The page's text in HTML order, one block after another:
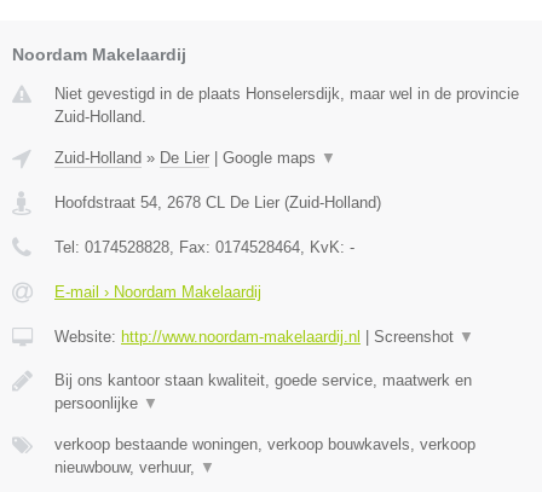
Noordam Makelaardij
Niet gevestigd in de plaats Honselersdijk, maar wel in de provincie
Zuid-Holland.
Zuid-Holland » De Lier | Google maps ▼
Hoofdstraat 54 2678 CL De Lier (Zuid-Holland)
Tel: 0174528828 , Fax: 0174528464 , KvK: -
E-mail › Noordam Makelaardij
Website: http://www.noordam-makelaardij.nl | Screenshot ▼
Bij ons kantoor staan kwaliteit, goede service, maatwerk en
persoonlijke ▼
verkoop bestaande woningen, verkoop bouwkavels, verkoop
nieuwbouw, verhuur,
▼